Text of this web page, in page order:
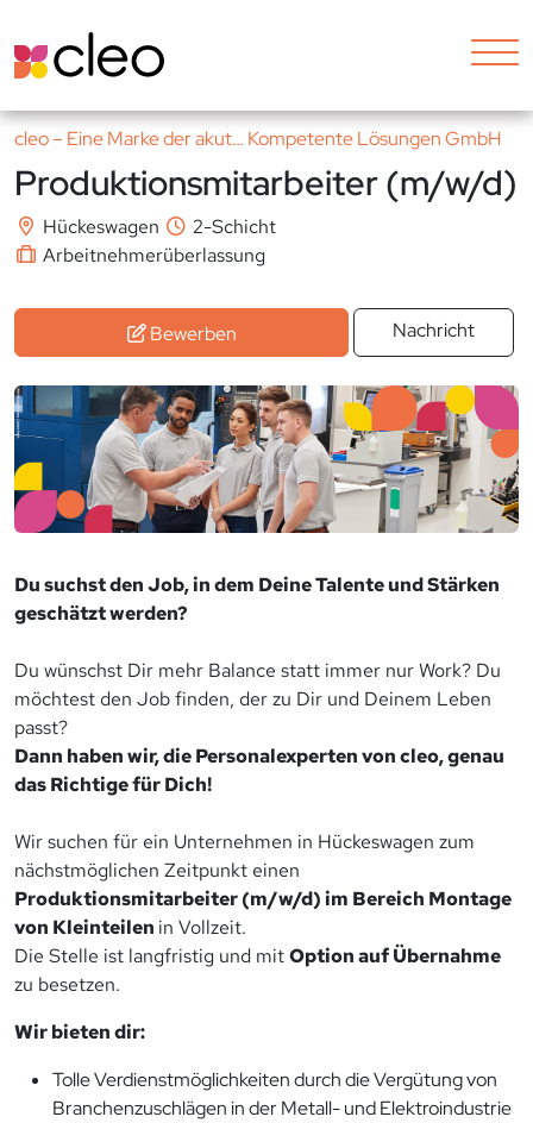
cleo – Eine Marke der akut… Kompetente Lösungen GmbH
Produktionsmitarbeiter (m/w/d)
Hückeswagen
2-Schicht
Arbeitnehmerüberlassung
Bewerben Nachricht
Du suchst den Job, in dem Deine Talente und Stärken
geschätzt werden?
Du wünschst Dir mehr Balance statt immer nur Work? Du
möchtest den Job finden, der zu Dir und Deinem Leben
passt?
Dann haben wir, die Personalexperten von cleo, genau
das Richtige für Dich!
Wir suchen für ein Unternehmen in Hückeswagen zum
nächstmöglichen Zeitpunkt einen
Produktionsmitarbeiter (m/w/d) im Bereich Montage
von Kleinteilen in Vollzeit.
Die Stelle ist langfristig und mitOption auf Übernahme
zu besetzen.
Wir bieten dir:
Tolle Verdienstmöglichkeiten durch die Vergütung von
Branchenzuschlägen in der Metall- und Elektroindustrie